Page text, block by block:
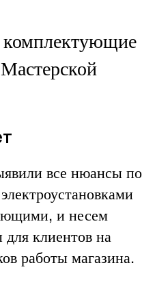
все нюансы по
и несем
клиентов на
работы магазина.